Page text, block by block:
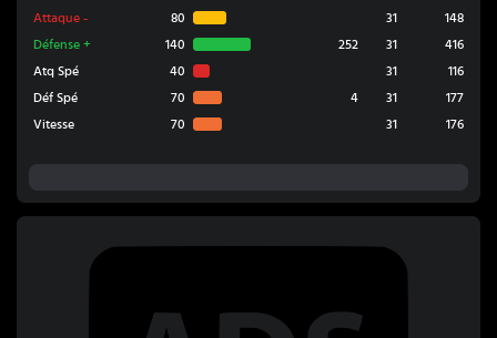
Attaque - 80 31
148
Défense + 140 252 31
416
Atq Spé
40 31
116
Déf Spé
70 4 31
177
Vitesse
70 31 176